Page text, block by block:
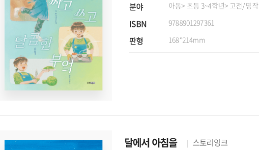
분야 아동> 초등 3~4학년> 고전/명작
ISBN 9788901297361
판형 168*214mm
달에서 아침을 스토리잉크